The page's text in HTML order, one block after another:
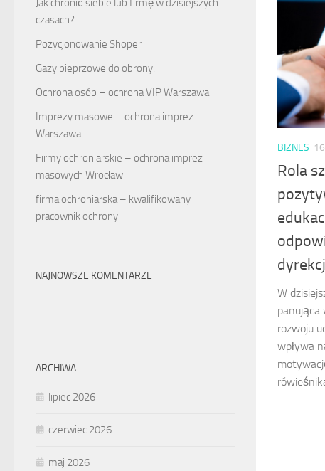
BIZNES
Rola
W
panująca
rozwoju
wpływa
Jak chronić siebie lub firmę w dzisiejszych
czasach?
Pozycjonowanie Shoper
Gazy pieprzowe do obrony.
Ochrona osób – ochrona VIP Warszawa
Imprezy masowe – ochrona imprez
Warszawa
Firmy ochroniarskie – ochrona imprez
masowych Wrocław
firma ochroniarska – kwalifikowany
pracownik ochrony
NAJNOWSZE KOMENTARZE
ARCHIWA
lipiec 2026
czerwiec 2026
maj 2026